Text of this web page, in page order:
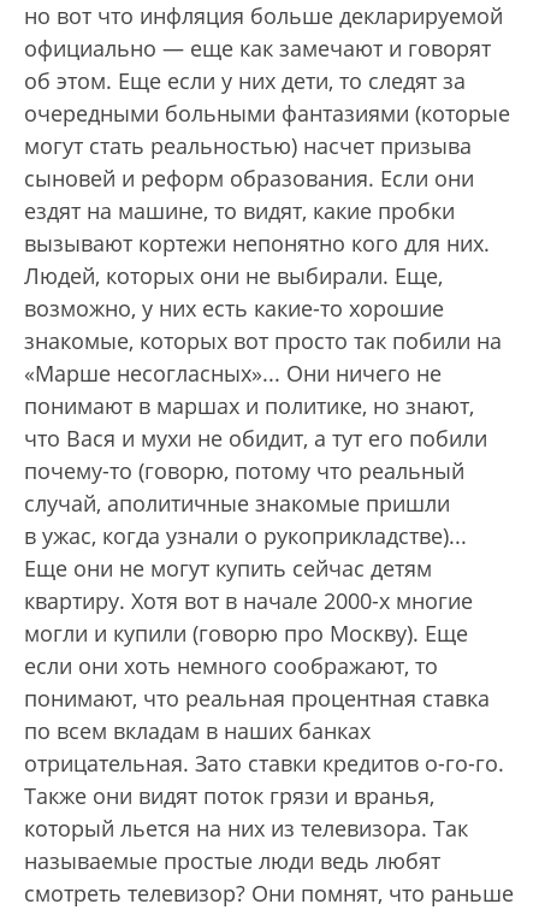
но вот что инфляция больше декларируемой
официально — еще как замечают и говорят
об этом. Еще если у них дети, то следят за
очередными больными фантазиями (которые
могут стать реальностью) насчет призыва
сыновей и реформ образования. Если они
ездят на машине, то видят, какие пробки
вызывают кортежи непонятно кого для них.
Людей, которых они не выбирали. Еще,
возможно, у них есть какие-то хорошие
знакомые, которых вот просто так побили на
«Марше несогласных»... Они ничего не
понимают в маршах и политике, но знают,
что Вася и мухи не обидит, а тут его побили
почему-то (говорю, потому что реальный
случай, аполитичные знакомые пришли
в ужас, когда узнали о рукоприкладстве)...
Еще они не могут купить сейчас детям
квартиру. Хотя вот в начале 2000-х многие
могли и купили (говорю про Москву). Еще
если они хоть немного соображают, то
понимают, что реальная процентная ставка
по всем вкладам в наших банках
отрицательная. Зато ставки кредитов о-го-го.
Также они видят поток грязи и вранья,
который льется на них из телевизора. Так
называемые простые люди ведь любят
смотреть телевизор? Они помнят, что раньше